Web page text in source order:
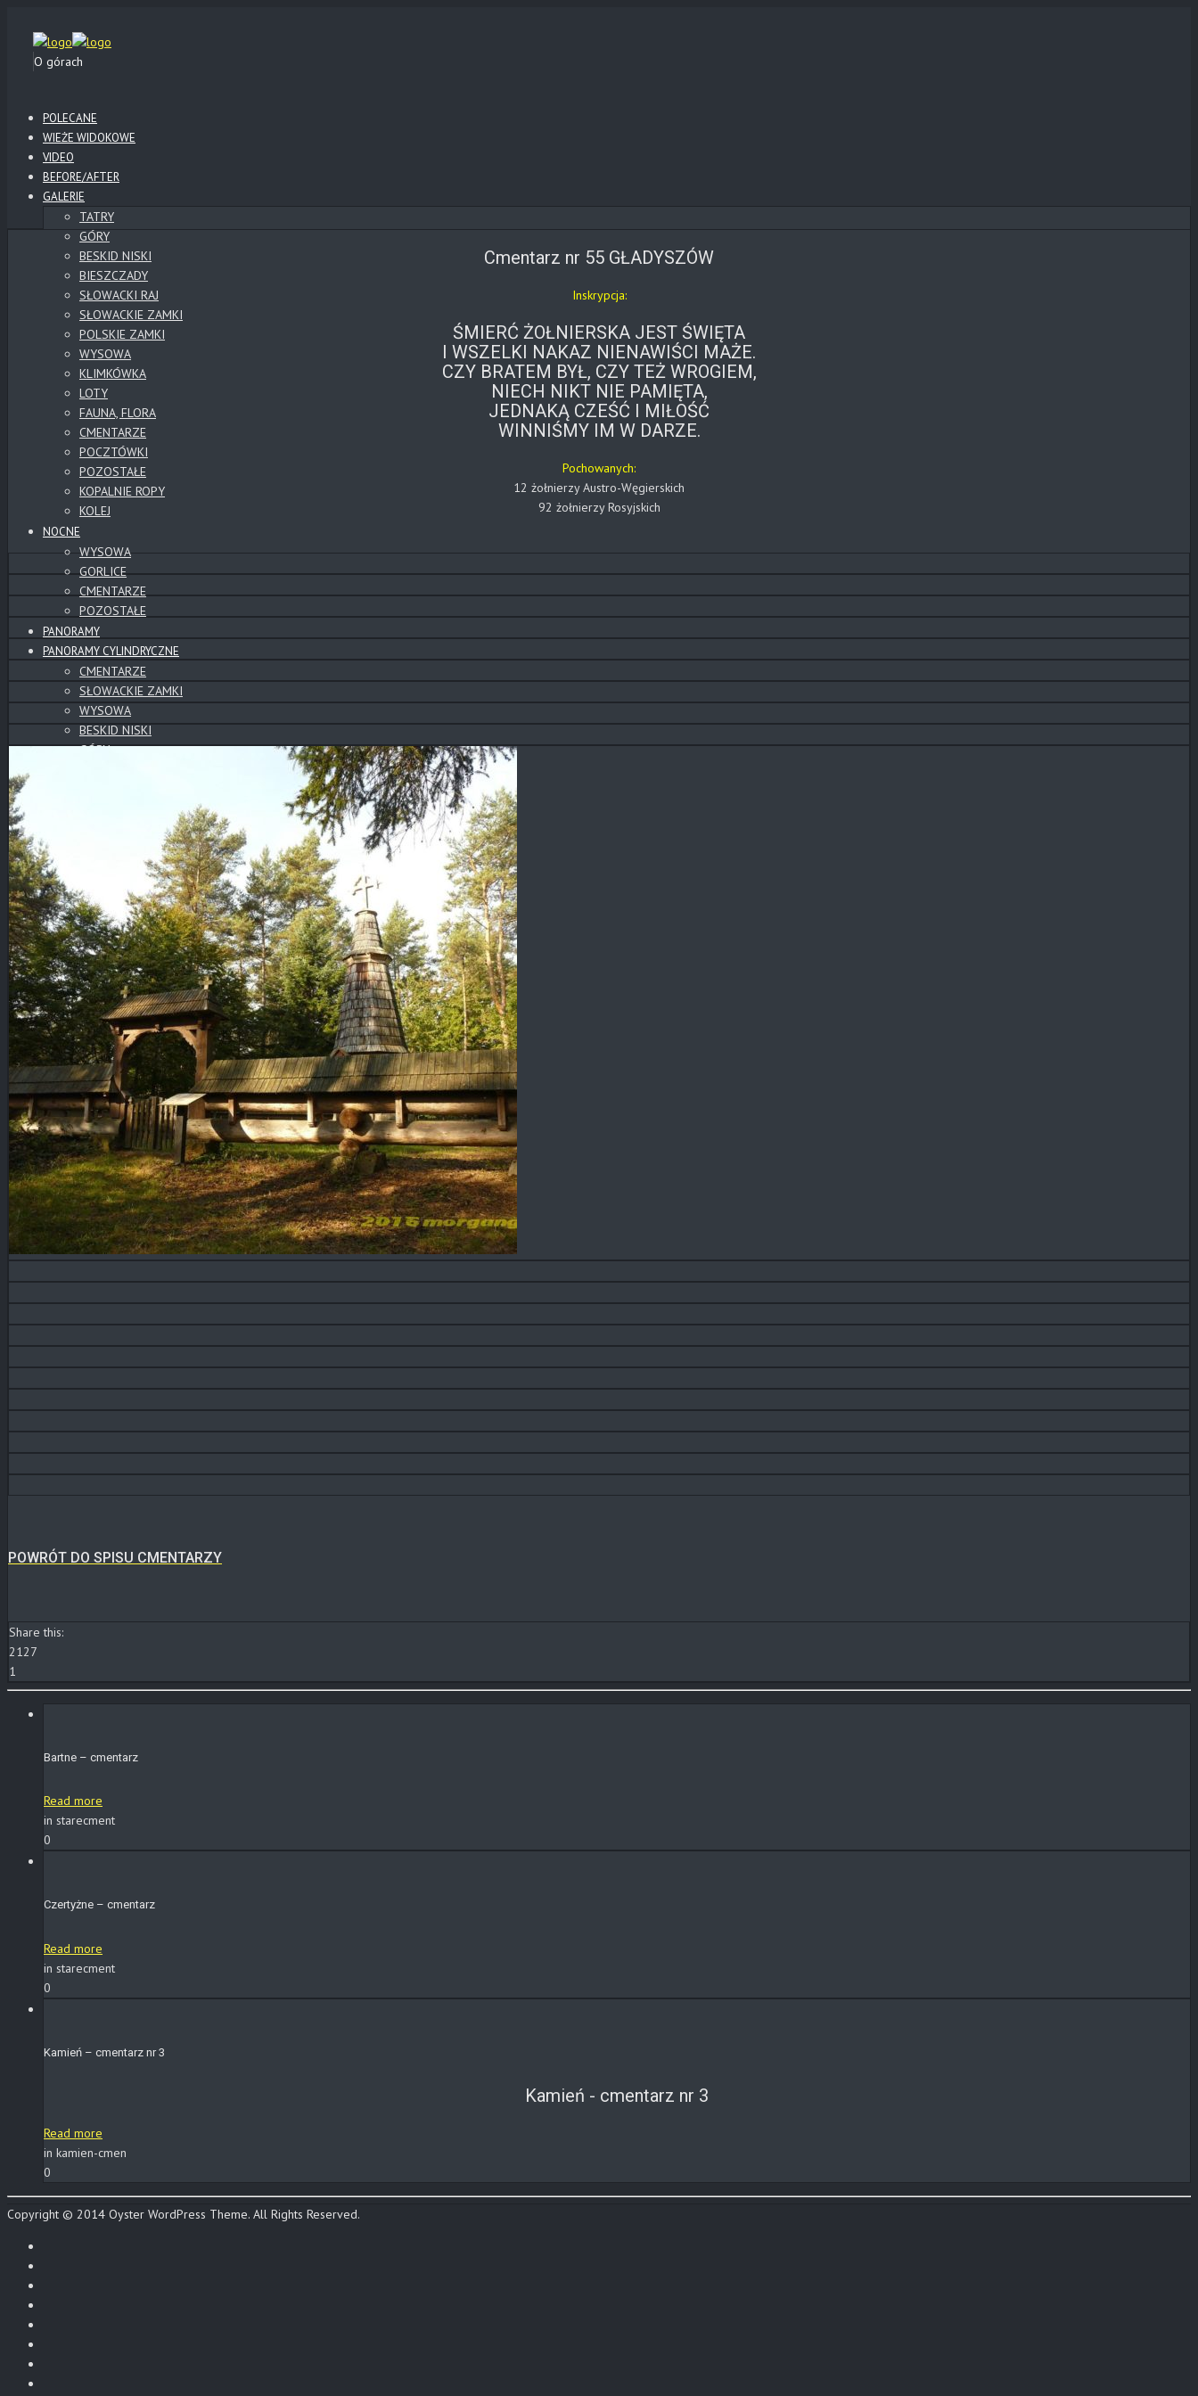
O górach
POLECANE
WIEŻE WIDOKOWE
VIDEO
BEFORE/AFTER
GALERIE
TATRY
GÓRY
BESKID NISKI
BIESZCZADY
SŁOWACKI RAJ
SŁOWACKIE ZAMKI
POLSKIE ZAMKI
WYSOWA
KLIMKÓWKA
LOTY
FAUNA, FLORA
CMENTARZE
POCZTÓWKI
POZOSTAŁE
KOPALNIE ROPY
KOLEJ
NOCNE
WYSOWA
GORLICE
CMENTARZE
POZOSTAŁE
PANORAMY
PANORAMY CYLINDRYCZNE
CMENTARZE
SŁOWACKIE ZAMKI
WYSOWA
BESKID NISKI
GÓRY
Cmentarz nr 55 GŁADYSZÓW
Inskrypcja:
ŚMIERĆ ŻOŁNIERSKA JEST ŚWIĘTA
I WSZELKI NAKAZ NIENAWIŚCI MAŻE.
CZY BRATEM BYŁ, CZY TEŻ WROGIEM,
NIECH NIKT NIE PAMIĘTA,
JEDNAKĄ CZEŚĆ I MIŁOŚĆ
WINNIŚMY IM W DARZE.
Pochowanych:
12 żołnierzy Austro-Węgierskich
92 żołnierzy Rosyjskich
POWRÓT DO SPISU CMENTARZY
Share this:
2127
1
Bartne – cmentarz
Read more
in starecment
0
Czertyżne – cmentarz
Read more
in starecment
0
Kamień – cmentarz nr 3
Kamień - cmentarz nr 3
Read more
in kamien-cmen
0
Copyright © 2014 Oyster WordPress Theme. All Rights Reserved.